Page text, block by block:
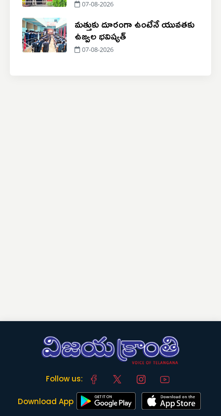
07-08-2026
మత్తుకు దూరంగా ఉంటేనే యువతకు
ఉజ్వల భవిష్యత్
07-08-2026
Follow us:
Download App